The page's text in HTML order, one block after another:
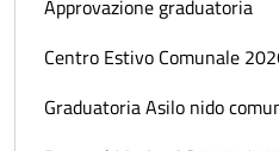
Approvazione graduatoria
Centro Estivo Comunale
Graduatoria Asilo nido